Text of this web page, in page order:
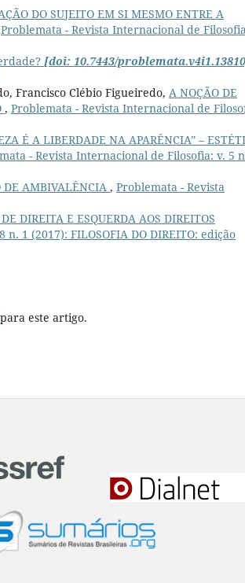
DO SUJEITO EM SI MESMO ENTRE A
Problemata - Revista Internacional de
[doi: 10.7443/
Francisco Clébio Figueiredo, A NOÇÃO DE
, Problemata - Revista Internacional de
É A LIBERDADE NA APARÊNCIA” –
- Revista Internacional de Filosofia: v. 5
DE AMBIVALÊNCIA , Problemata - Revista
DIREITA E ESQUERDA AOS DIREITOS
1 (2017): FILOSOFIA DO DIREITO: edição
para este artigo.